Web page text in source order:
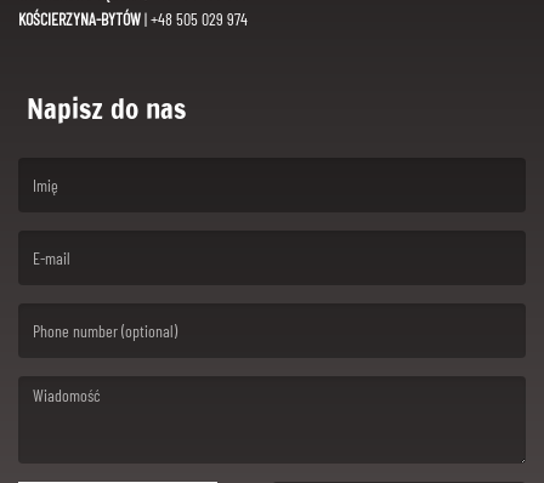
KOŚCIERZYNA-BYTÓW| +48 505 029 974
Napisz do nas